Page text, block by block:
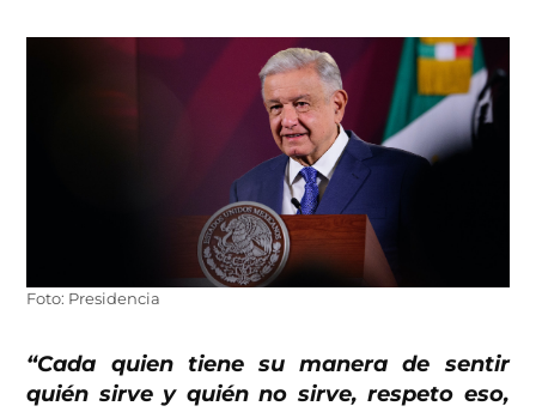
Foto: Presidencia
“Cada quien tiene su manera de sentir
quién sirve y quién no sirve, respeto eso,